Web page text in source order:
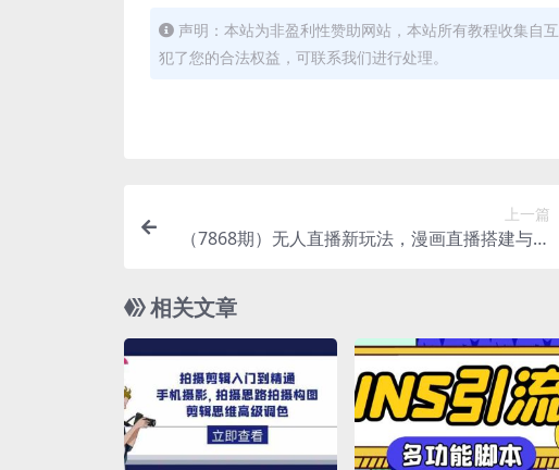
声明：本站为非盈利性赞助网站，本站所有教程收集自
犯了您的合法权益，可联系我们进行处理。
上一篇
（7868期）无人直播新玩法，漫画直播搭建与变
相关文章